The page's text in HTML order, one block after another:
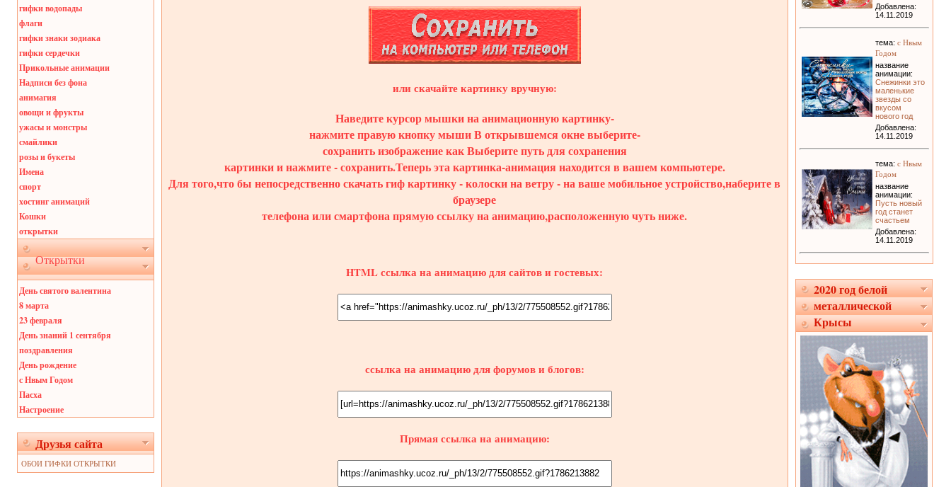
гифки водопады
флаги
гифки знаки зодиака
гифки сердечки
Прикольные анимации
Надписи без фона
анимагия
овощи и фрукты
ужасы и монстры
смайлики
розы и букеты
Имена
спорт
хостинг анимаций
Кошки
открытки
Открытки
День святого валентина
8 марта
23 февраля
День знаний 1 сентября
поздравления
День рождение
с Нвым Годом
Пасха
Настроение
Друзья сайта
ОБОИ ГИФКИ ОТКРЫТКИ
или скачайте картинку вручную:
Наведите курсор мышки на анимационную картинку-
нажмите правую кнопку мыши В открывшемся окне выберите-
сохранить изображение как Выберите путь для сохранения
картинки и нажмите - сохранить.Теперь эта картинка-анимация находится в вашем компьютере.
Для того,что бы непосредственно скачать гиф картинку - колоски на ветру - на ваше мобильное устройство,наберите в
браузере
телефона или смартфона прямую ссылку на анимацию,расположенную чуть ниже.
HTML ссылка на анимацию для сайтов и гостевых:
ссылка на анимацию для форумов и блогов:
Прямая ссылка на анимацию:
Добавлена:
14.11.2019
тема: с Нвым
Годом
название
анимации:
Снежинки это
маленькие
звезды со
вкусом
нового год
Добавлена:
14.11.2019
тема: с Нвым
Годом
название
анимации:
Пусть новый
год станет
счастьем
Добавлена:
14.11.2019
2020 год белой
металлической
Крысы